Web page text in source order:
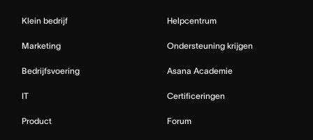
Klein bedrijf
Marketing
Bedrijfsvoering
IT
Product
Helpcentrum
Ondersteuning krijgen
Asana Academie
Certificeringen
Forum